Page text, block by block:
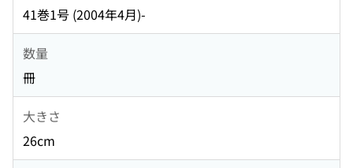
41巻1号 (2004年4月)-
数量
冊
大きさ
26cm